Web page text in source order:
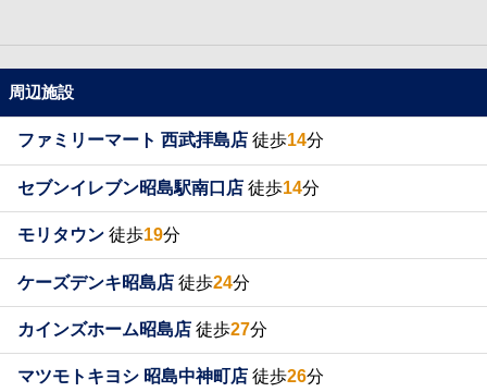
周辺施設
ファミリーマート 西武拝島店 徒歩14分
セブンイレブン昭島駅南口店 徒歩14分
モリタウン 徒歩19分
ケーズデンキ昭島店 徒歩24分
カインズホーム昭島店 徒歩27分
マツモトキヨシ 昭島中神町店 徒歩26分